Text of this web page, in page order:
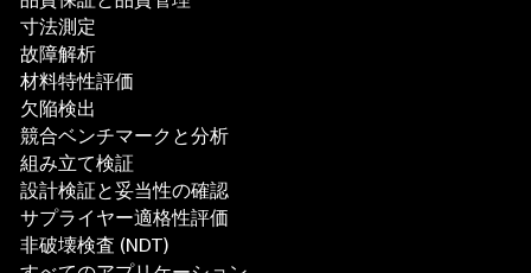
寸法測定
故障解析
材料特性評価
欠陥検出
競合ベンチマークと分析
組み立て検証
設計検証と妥当性の確認
サプライヤー適格性評価
非破壊検査 (NDT)